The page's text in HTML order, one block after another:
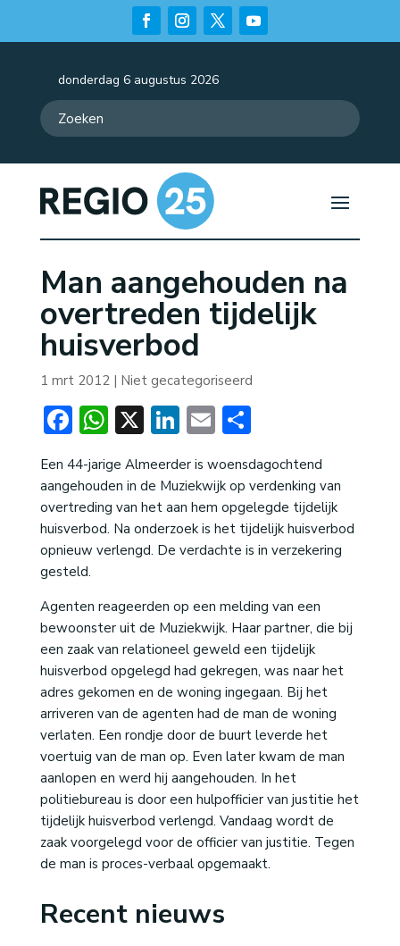
donderdag 6 augustus 2026
Man aangehouden na
overtreden tijdelijk
huisverbod
1 mrt 2012| Niet gecategoriseerd
Facebook
WhatsApp
X LinkedIn
EmailDelen
Een 44-jarige Almeerder is woensdagochtend
aangehouden in de Muziekwijk op verdenking van
overtreding van het aan hem opgelegde tijdelijk
huisverbod. Na onderzoek is het tijdelijk huisverbod
opnieuw verlengd. De verdachte is in verzekering
gesteld.
Agenten reageerden op een melding van een
bewoonster uit de Muziekwijk. Haar partner, die bij
een zaak van relationeel geweld een tijdelijk
huisverbod opgelegd had gekregen, was naar het
adres gekomen en de woning ingegaan. Bij het
arriveren van de agenten had de man de woning
verlaten. Een rondje door de buurt leverde het
voertuig van de man op. Even later kwam de man
aanlopen en werd hij aangehouden. In het
politiebureau is door een hulpofficier van justitie het
tijdelijk huisverbod verlengd. Vandaag wordt de
zaak voorgelegd voor de officier van justitie. Tegen
de man is proces-verbaal opgemaakt.
Recent nieuws